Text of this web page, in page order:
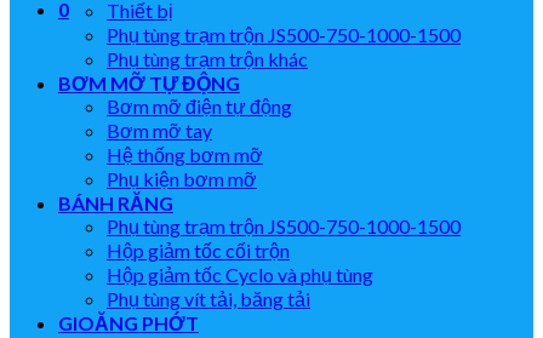
0
Thiết bị
Phụ tùng trạm trộn JS500-750-1000-1500
Phụ tùng trạm trộn khác
BƠM MỠ TỰ ĐỘNG
Bơm mỡ điện tự động
Bơm mỡ tay
Hệ thống bơm mỡ
Phụ kiện bơm mỡ
BÁNH RĂNG
Phụ tùng trạm trộn JS500-750-1000-1500
Hộp giảm tốc cối trộn
Hộp giảm tốc Cyclo và phụ tùng
Phụ tùng vít tải, băng tải
GIOĂNG PHỚT